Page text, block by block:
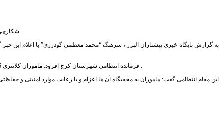
2 شکارچی غیر مجاز که اقدام به شکار 2 راس کل وحشی در روستای وارنگرود جاده کرج –چالوس کرده بودند دستگیر شدند .
به گزارش پایگاه خبری پیشتازان البرز ، سرهنگ “محمد معظمی گودرزی” با اعلام این
فرمانده انتظامی شهرستان کرج افزود: ماموران کلانتری 35 نساء، مسیر تردد شکارچیان را شناسایی و مخفیگاه آن ها را در روستای وارنگرود جاده کرج-چالوس کشف کردند .